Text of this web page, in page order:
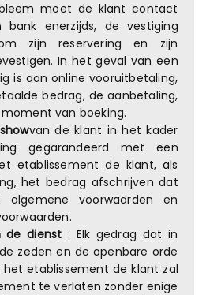
moet de klant contact
enerzijds, de vestiging
zijn reservering en zijn
In het geval van een
is aan online vooruitbetaling,
bedrag, de aanbetaling,
van boeking.
van de klant in het kader
gegarandeerd met een
etablissement de klant, als
het bedrag afschrijven dat
voorwaarden en
de dienst : Elk gedrag dat in
zeden en de openbare orde
etablissement de klant zal
te verlaten zonder enige